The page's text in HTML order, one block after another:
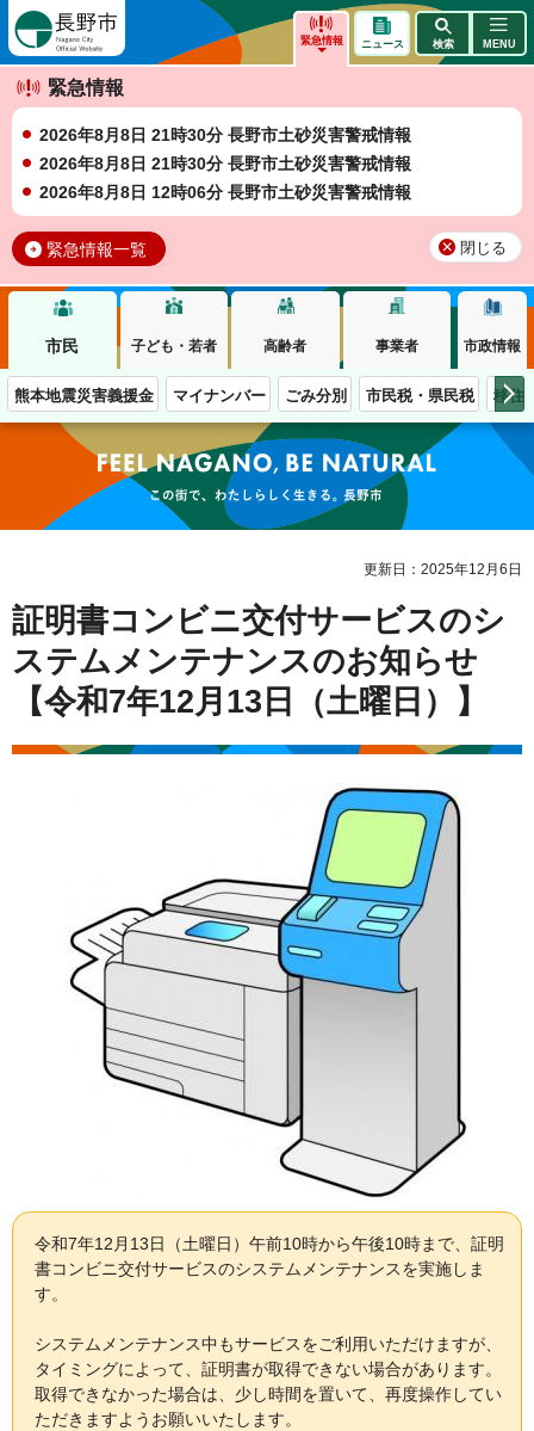
緊急情報
緊急情報
2026年8月8日 21時30分 長野市土砂災害警戒情報
2026年8月8日 21時30分 長野市土砂災害警戒情報
2026年8月8日 12時06分 長野市土砂災害警戒情報
緊急情報一覧 閉じる
ニュース 検索 MENU
市民 子ども・若者 高齢者 事業者 市政情報
熊本地震災害義援金 マイナンバー ごみ分別 市民税・県民税 移住
この街で、わたしらしく生きる。長野市
更新日：2025年12月6日
証明書コンビニ交付サービスのシ
ステムメンテナンスのお知らせ
【令和7年12月13日（土曜日）】
令和7年12月13日（土曜日）午前10時から午後10時まで、証明
書コンビニ交付サービスのシステムメンテナンスを実施しま
す。
システムメンテナンス中もサービスをご利用いただけますが、
タイミングによって、証明書が取得できない場合があります。
取得できなかった場合は、少し時間を置いて、再度操作してい
ただきますようお願いいたします。